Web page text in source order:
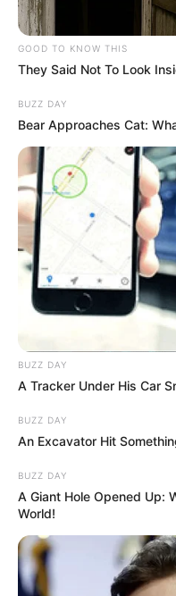
GOOD TO KNOW THIS
They Said Not To Look
BUZZ DAY
Bear Approaches Cat:
BUZZ DAY
A Tracker Under His Car
BUZZ DAY
An Excavator Hit
BUZZ DAY
A Giant Hole Opened Up:
World!